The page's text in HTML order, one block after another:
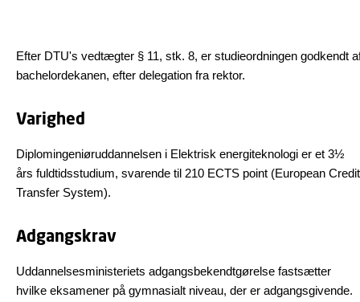
Efter DTU's vedtægter § 11, stk. 8, er studieordningen godkendt
bachelordekanen, efter delegation fra rektor.
Varighed
Diplomingeniøruddannelsen i Elektrisk energiteknologi er et 3½
års fuldtidsstudium, svarende til 210 ECTS point (European Credit
Transfer System).
Adgangskrav
Uddannelsesministeriets adgangsbekendtgørelse fastsætter
hvilke eksamener på gymnasialt niveau, der er adgangsgivende.